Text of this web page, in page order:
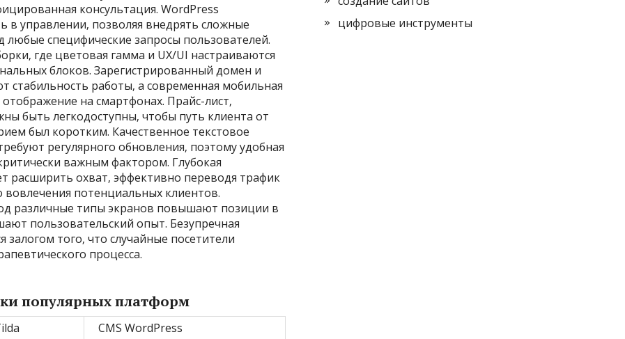
консультация. WordPress
в управлении‚ позволяя внедрять сложные
специфические запросы пользователей.
где цветовая гамма и UX/UI настраиваются
блоков. Зарегистрированный домен и
стабильность работы‚ а современная мобильная
на смартфонах. Прайс-лист‚
быть легкодоступны‚ чтобы путь клиента от
был коротким. Качественное текстовое
регулярного обновления‚ поэтому удобная
важным фактором. Глубокая
расширить охват‚ эффективно переводя трафик
вовлечения потенциальных клиентов.
различные типы экранов повышают позиции в
пользовательский опыт. Безупречная
того‚ что случайные посетители
процесса.
популярных платформ
CMS WordPress
цифровые инструменты